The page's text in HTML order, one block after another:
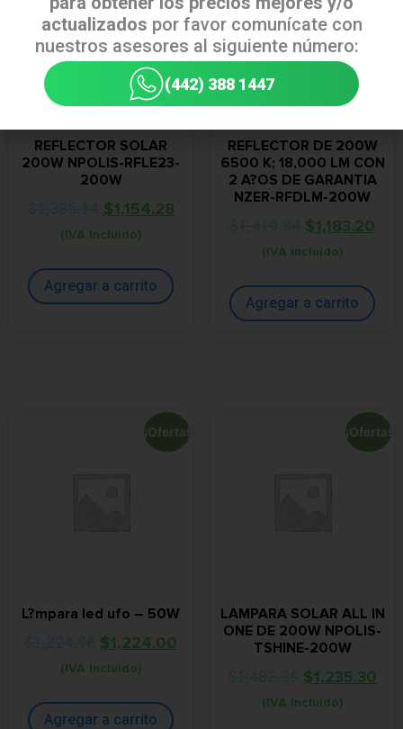
REFLECTOR SOLAR
200W NPOLIS-RFLE23-
200W
$1,154.28
(IVA Incluido)
Agregar a carrito
REFLECTOR DE 200W
6500 K; 18,000 LM CON
2 A?OS DE GARANTIA
NZER-RFDLM-200W
$1,183.20
(IVA Incluido)
Agregar a carrito
¡Oferta!
L?mpara led ufo – 50W
$1,224.00
(IVA Incluido)
Agregar a carrito
¡Oferta!
LAMPARA SOLAR ALL IN
ONE DE 200W NPOLIS-
TSHINE-200W
$1,235.30
(IVA Incluido)
actualizados por favor comunícate con
nuestros asesores al siguiente número:
(442) 388 1447